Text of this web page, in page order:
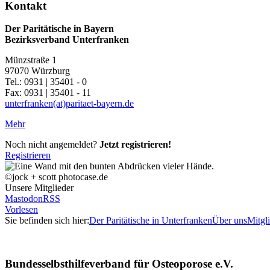
Kontakt
Der Paritätische in Bayern
Bezirksverband Unterfranken
Münzstraße 1
97070 Würzburg
Tel.: 0931 | 35401 - 0
Fax: 0931 | 35401 - 11
unterfranken(at)paritaet-bayern.de
Mehr
Noch nicht angemeldet? Jetzt registrieren!
Registrieren
©jock + scott photocase.de
Unsere Mitglieder
MastodonRSS
Vorlesen
Sie befinden sich hier:Der Paritätische in UnterfrankenÜber uns
Bundesselbsthilfeverband für Osteoporose e.V.